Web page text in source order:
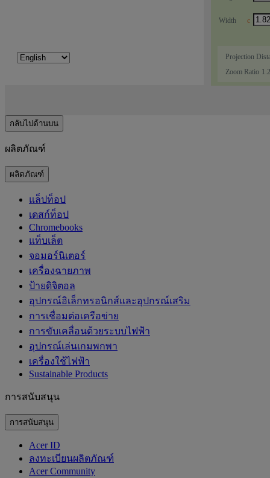
กลับไปด้านบน
ผลิตภัณฑ์
ผลิตภัณฑ์
แล็ปท็อป
เดสก์ท็อป
Chromebooks
แท็บเล็ต
จอมอร์นิเตอร์
เครื่องฉายภาพ
ป้ายดิจิตอล
อุปกรณ์อิเล็กทรอนิกส์และอุปกรณ์เสริม
การเชื่อมต่อเครือข่าย
การขับเคลื่อนด้วยระบบไฟฟ้า
อุปกรณ์เล่นเกมพกพา
เครื่องใช้ไฟฟ้า
‌Sustainable Products
การสนับสนุน
การสนับสนุน
Acer ID
ลงทะเบียนผลิตภัณฑ์
Acer Community